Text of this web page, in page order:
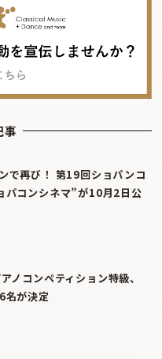
事
で再び！ 第19回ショパンコ
パコンシネマ”が10月2日公
ノコンペティション特級、
名が決定